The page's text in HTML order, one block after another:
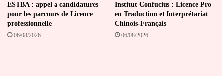
ESTBA : appel à candidatures
pour les parcours de Licence
professionnelle
06/08/2026
Institut Confucius : Licence Pro
en Traduction et Interprétariat
Chinois-Français
06/08/2026